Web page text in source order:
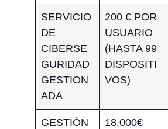
SERVICIO
DE
CIBERSE
GURIDAD
GESTION
ADA
200 € POR
USUARIO
(HASTA 99
DISPOSITI
VOS)
GESTIÓN
18.000€